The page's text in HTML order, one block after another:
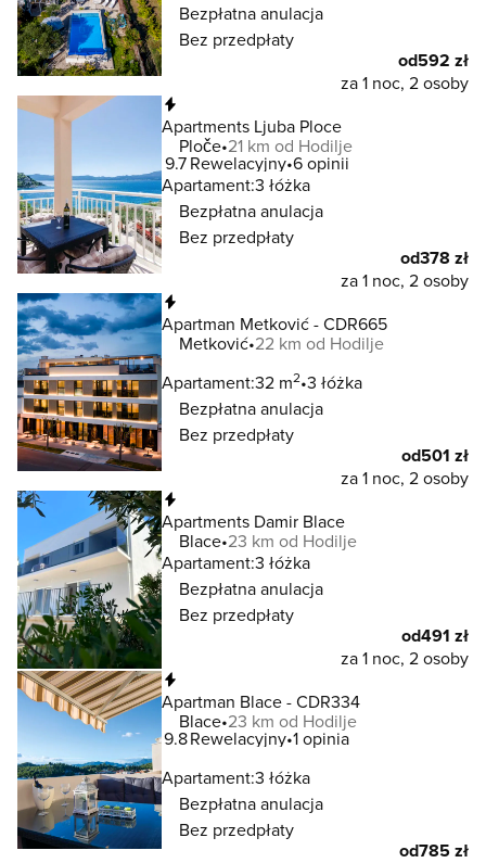
Bezpłatna anulacja
Bez przedpłaty
od592 zł
za 1 noc, 2 osoby
Apartments Ljuba Ploce
Ploče 21 km od Hodilje
9.7Rewelacyjny 6 opinii
Apartament:3 łóżka
Bezpłatna anulacja
Bez przedpłaty
od378 zł
za 1 noc, 2 osoby
Apartman Metković - CDR665
Metković 22 km od Hodilje
Apartament:32 m2 3 łóżka
Bezpłatna anulacja
Bez przedpłaty
od501 zł
za 1 noc, 2 osoby
Apartments Damir Blace
Blace 23 km od Hodilje
Apartament:3 łóżka
Bezpłatna anulacja
Bez przedpłaty
od491 zł
za 1 noc, 2 osoby
Apartman Blace - CDR334
Blace 23 km od Hodilje
9.8Rewelacyjny 1 opinia
Apartament:3 łóżka
Bezpłatna anulacja
Bez przedpłaty
od785 zł